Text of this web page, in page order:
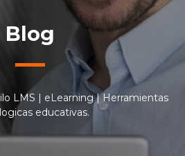
Blog
LMS | eLearning | Herramientas
educativas.